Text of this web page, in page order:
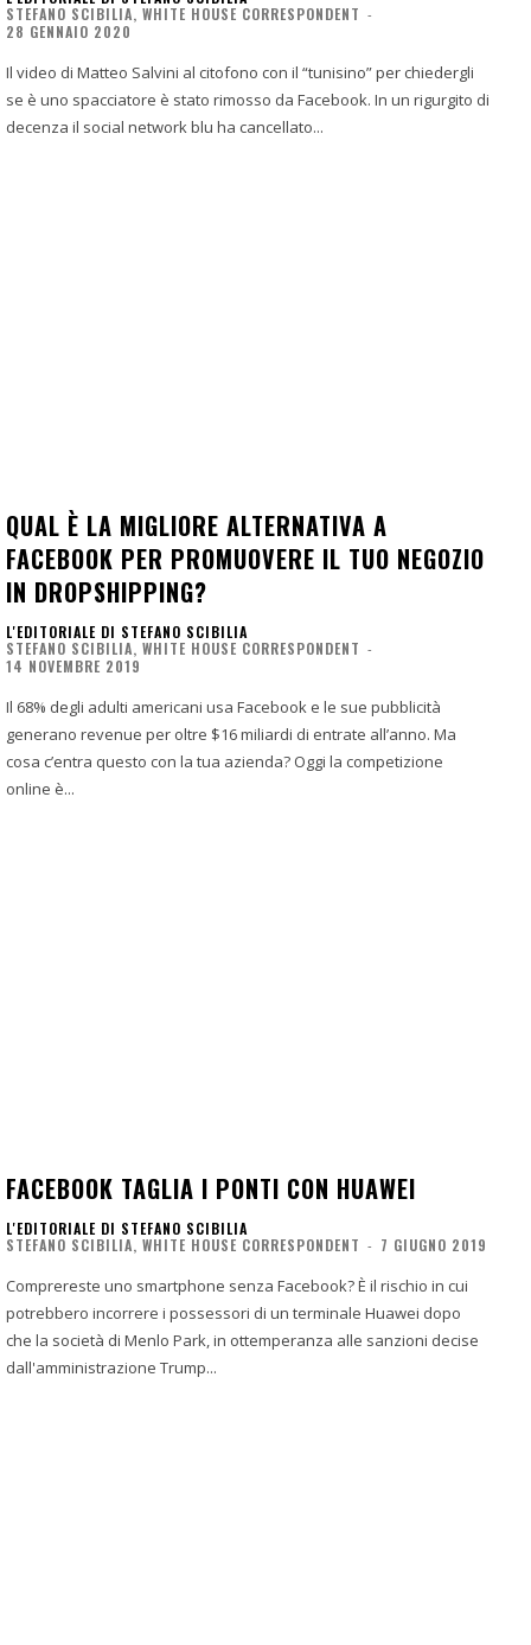
STEFANO SCIBILIA, WHITE HOUSE CORRESPONDENT -
28 GENNAIO 2020
Il video di Matteo Salvini al citofono con il “tunisino” per chiedergli
se è uno spacciatore è stato rimosso da Facebook. In un rigurgito di
decenza il social network blu ha cancellato...
QUAL È LA MIGLIORE ALTERNATIVA A
FACEBOOK PER PROMUOVERE IL TUO NEGOZIO
IN DROPSHIPPING?
L'EDITORIALE DI STEFANO SCIBILIA
STEFANO SCIBILIA, WHITE HOUSE CORRESPONDENT -
14 NOVEMBRE 2019
Il 68% degli adulti americani usa Facebook e le sue pubblicità
generano revenue per oltre $16 miliardi di entrate all’anno. Ma
cosa c’entra questo con la tua azienda? Oggi la competizione
online è...
FACEBOOK TAGLIA I PONTI CON HUAWEI
L'EDITORIALE DI STEFANO SCIBILIA
STEFANO SCIBILIA, WHITE HOUSE CORRESPONDENT - 7 GIUGNO 2019
Comprereste uno smartphone senza Facebook? È il rischio in cui
potrebbero incorrere i possessori di un terminale Huawei dopo
che la società di Menlo Park, in ottemperanza alle sanzioni decise
dall'amministrazione Trump...